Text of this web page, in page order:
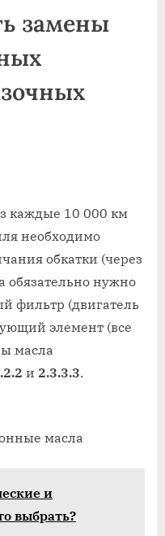
замены
каждые 10 000 км
необходимо
обкатки (через
обязательно нужно
фильтр (двигатель
элемент (все
масла
и 2.3.3.3.
масла
и
выбрать?